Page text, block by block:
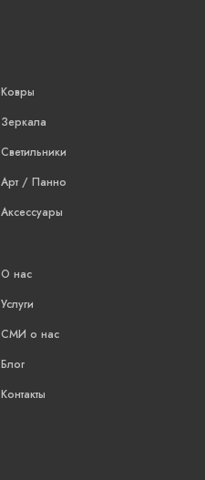
Ковры
Зеркала
Светильники
Арт / Панно
Аксессуары
О нас
Услуги
СМИ о нас
Блог
Контакты